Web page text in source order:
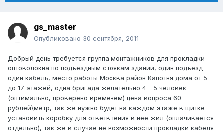
gs_master
Опубликовано 30 сентября, 2011
Добрый день требуется группа монтажников для прокладки
оптоволокна по подъездным стоякам зданий, один подъезд
один кабель, место работы Москва район Капотня дома от 5
до 17 этажей, одна бригада желательно 4 - 5 человек
(оптимально, проверено временем) цена вопроса 60
рублей\метр, так же нужно будет на каждом этаже в щитке
установить коробку для ответвления в нее жил (оплачивается
отдельно), так же в случае не возможности прокладки кабеля